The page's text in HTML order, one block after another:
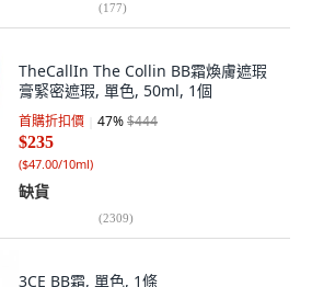
(177)
TheCallIn The Collin BB霜煥膚遮瑕
膏緊密遮瑕, 單色, 50ml, 1個
首購折扣價 47%$444
$235
($47.00/10ml)
缺貨
(2309)
3CE BB霜, 單色, 1條